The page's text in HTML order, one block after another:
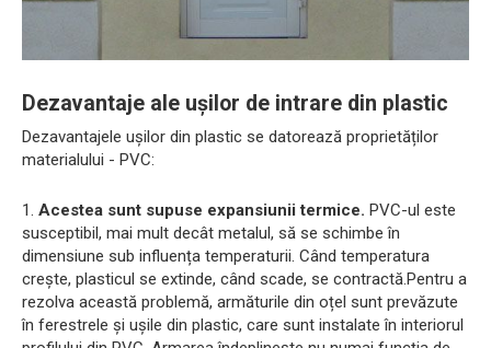
Dezavantaje ale ușilor de intrare din plastic
Dezavantajele ușilor din plastic se datorează proprietăților
materialului - PVC:
1. Acestea sunt supuse expansiunii termice. PVC-ul este
susceptibil, mai mult decât metalul, să se schimbe în
dimensiune sub influența temperaturii. Când temperatura
crește, plasticul se extinde, când scade, se contractă.Pentru a
rezolva această problemă, armăturile din oțel sunt prevăzute
în ferestrele și ușile din plastic, care sunt instalate în interiorul